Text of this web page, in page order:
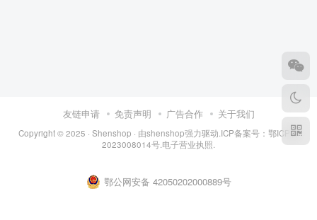
友链申请 免责声明 广告合作 关于我们
Copyright © 2025 · Shenshop · 由shenshop强力驱动.ICP备案号： 鄂ICP备
2023008014号 电子营业执照
鄂公网安备 42050202000889号